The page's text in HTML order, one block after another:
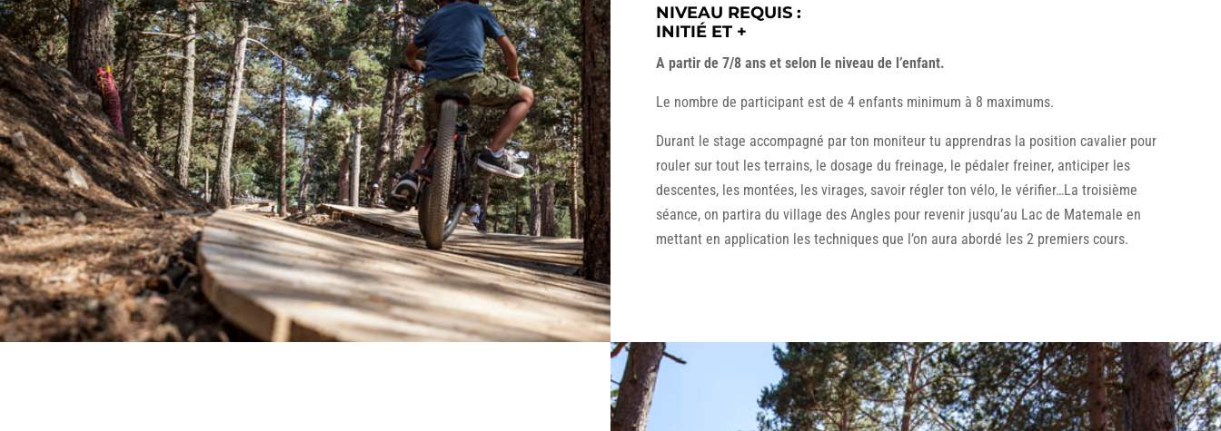
NIVEAU REQUIS :
INITIÉ ET +
A partir de 7/8 ans et selon le niveau de l’enfant.
Le nombre de participant est de 4 enfants minimum à 8 maximums.
Durant le stage accompagné par ton moniteur tu apprendras la position cavalier pour
rouler sur tout les terrains, le dosage du freinage, le pédaler freiner, anticiper les
descentes, les montées, les virages, savoir régler ton vélo, le vérifier…La troisième
séance, on partira du village des Angles pour revenir jusqu’au Lac de Matemale en
mettant en application les techniques que l’on aura abordé les 2 premiers cours.